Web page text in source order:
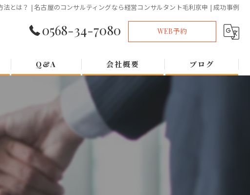
法とは？ | 名古屋のコンサルティングなら経営コンサルタント毛利京申 | 成功事例
0568-34-7080 WEB予約
Q&A 会社概要 ブログ